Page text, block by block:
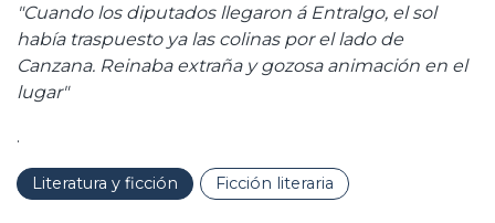
"Cuando los diputados llegaron á Entralgo, el sol
había traspuesto ya las colinas por el lado de
Canzana. Reinaba extraña y gozosa animación en el
lugar"
.
Literatura y ficción Ficción literaria